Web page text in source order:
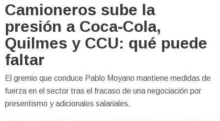
Camioneros sube la
presión a Coca-Cola,
Quilmes y CCU: qué puede
faltar
El gremio que conduce Pablo Moyano mantiene medidas de
fuerza en el sector tras el fracaso de una negociación por
presentismo y adicionales salariales.